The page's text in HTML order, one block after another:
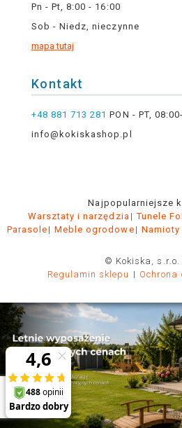
Pn - Pt, 8:00 - 16:00
Sob - Niedz, nieczynne
mapa tutaj
Kontakt
+48 881 713 281 PON - PT,
info@kokiskashop.pl
Najpopularniejsze
Warsztaty i narzędzia
Tunele
Parasole
Meble ogrodowe
© Kokiska, s.r.o.
Regulamin sklepu
Ochrona